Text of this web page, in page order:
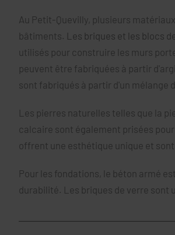
Au Petit-Quevilly, plusieurs
bâtiments. Les briques et les blocs
utilisés pour construire les murs
peuvent être fabriquées à partir
sont fabriqués à partir d'un mélange
Les pierres naturelles telles que la
calcaire sont également prisées pour
offrent une esthétique unique et
Pour les fondations, le béton armé
durabilité. Les briques de verre sont